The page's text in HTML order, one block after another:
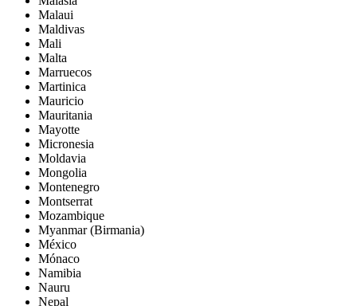
Malaui
Maldivas
Mali
Malta
Marruecos
Martinica
Mauricio
Mauritania
Mayotte
Micronesia
Moldavia
Mongolia
Montenegro
Montserrat
Mozambique
Myanmar (Birmania)
México
Mónaco
Namibia
Nauru
Nepal